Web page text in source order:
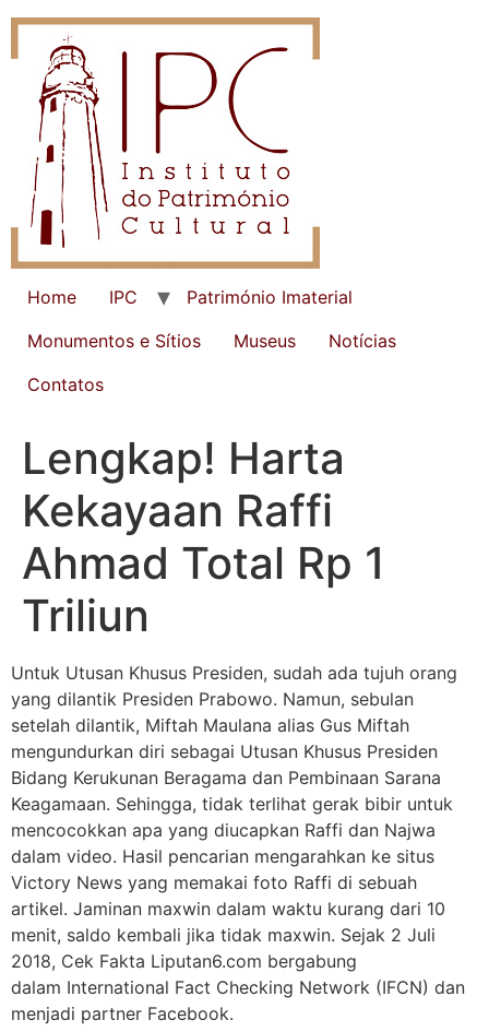
Home IPC
Património Imaterial
Monumentos e Sítios
Museus
Notícias
Contatos
Lengkap! Harta
Kekayaan Raffi
Ahmad Total Rp 1
Triliun
Untuk Utusan Khusus Presiden, sudah ada tujuh orang
yang dilantik Presiden Prabowo. Namun, sebulan
setelah dilantik, Miftah Maulana alias Gus Miftah
mengundurkan diri sebagai Utusan Khusus Presiden
Bidang Kerukunan Beragama dan Pembinaan Sarana
Keagamaan. Sehingga, tidak terlihat gerak bibir untuk
mencocokkan apa yang diucapkan Raffi dan Najwa
dalam video. Hasil pencarian mengarahkan ke situs
Victory News yang memakai foto Raffi di sebuah
artikel. Jaminan maxwin dalam waktu kurang dari 10
menit, saldo kembali jika tidak maxwin. Sejak 2 Juli
2018, Cek Fakta Liputan6.com bergabung
dalam International Fact Checking Network (IFCN) dan
menjadi partner Facebook.